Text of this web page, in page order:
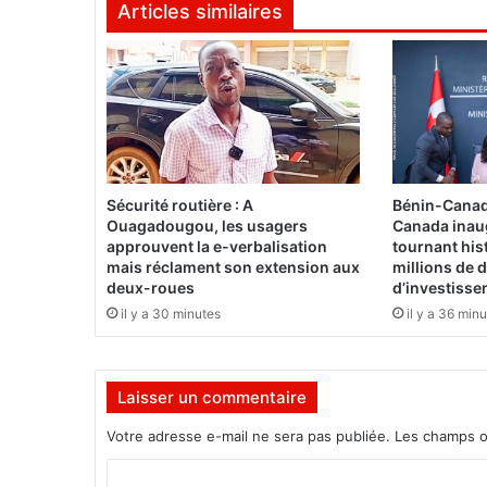
g
a
n
i
s
e
n
t
l
e
u
r
j
u
i
Articles similaires
Sécurité routière : A
Ouagadougou, les usagers
approuvent la e-verbalisation
mais réclament son extension aux
deux-roues
il y a 30 minutes
Bénin-
Canada
tournant
millions de
il y a 36
Laisser un commentaire
Votre adresse e-mail ne sera pas publiée. Les champs